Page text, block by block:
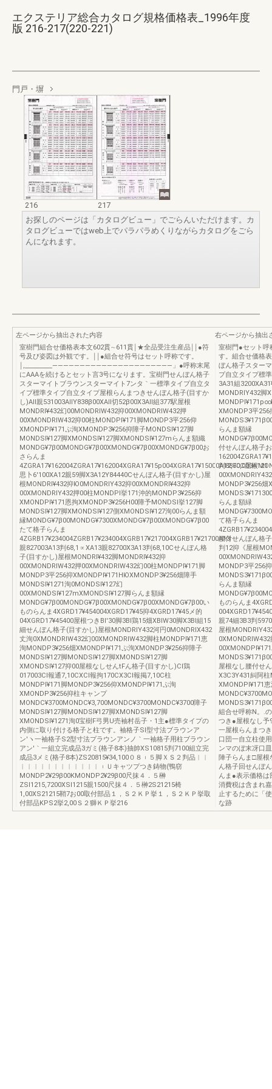
エクステリア総合カタログ規格価格表_1996年度
版 216-217(220-221)
門戸・塀
216
217
お探しのページは「カタログビュー」でごらんいただけます。カ
タログビューではweb上でパラパラめくりながらカタログをごら
んになれます。
左ページから抽出された内容
室樹門組合せ価格表本文602貫∼611貫￨★全品受注生産品￨￨●符
号及び姿図は外観です。￨￨●組合せ符号はセット呼称です。
￨,_________――――――――――――――――――――――」●呼称末尾
にAAAを続けるとセット言3号になります。宝樹門せんぼん格子
スターマイトブラウンスターマイト7ンタ｀一標準タイプ自立タ
イプ標準タイプ自立タイプ屋根らんまつきせんぼん格子(目すか
し)All親531003AllY838β00XAll切52β00X3All組377駅屋根
MONDRl¥432幻00MONDRlW432抑00XMONDRlW432押
00XMONDRlW432抑00柱MONDPl¥171脚MONDP3平256仰
XMONDPl¥171ぷ洵XMONDP3¥256抑障子MONDSl¥127脚
MONDSl¥127脚XMONDSl¥127脚XMONDSl¥127mらんま額織
MONDG¥7β00MONDG¥7β00XMONDG¥7β00XMONDG¥7β00お
さらんま
4ZGRA17¥162004ZGRA17¥162004XGRA17¥15p004XGRA17¥15000A12,60,003A121
思卜6′100XA12親59脚X3A12Y84440Cせんぼん格子(目すかし)屋
根MONDRl¥432抑Ю0MONDRlY432抑00XMONDRl¥432抑
00XMONDRlY432押00柱MONDPl挙171沖的MONDP3¥256抑
XMONDPl¥171恩拘XMONDP3¥256H00障予MONDSl挙127脚
MONDSl¥127脚XMONDSl¥127側XMONDSl¥127洵00らんま額
縁MONDG¥7β00MONDG¥7300XMONDG¥7β00XMONDG¥7β00
たて格子らんま
4ZGRB17¥234004ZGRB17¥234004XGRB17¥217004XGRB17¥21700A13
親827003A13判68,1∝XA13親82700X3A13判68,10Cせんぼん格
子(目すかし)屋根MONDRl¥432脚MONDRl¥432抑
00XMONDRlW432押00XMONDRlW432幻00柱MONDPl¥171脚
MONDP3平256抑XMONDPl¥171HЮXMONDP3¥256畑障手
MONDSl¥1271洵0MONDSl¥127幻
00XMONDSl¥127mXMONDSl¥127脚らんま額縁
MONDG¥7β00MONDG¥7β00XMONDG¥7β00XMONDG¥7β00い
ものらんま4XGRD17¥454004XGRD17¥45抑4XGRD17¥45メ的
04XGRD17¥45400屋根つきBl'30脚3Bl鶏15畑XBlW30脚X3Bl組15
細せんぼん格子(目すかし)屋根MONDRlY432河円0MONDRlX432
丈洵0XMONDRlW432幻00XMONDRlW432脚柱MONDPl¥171恵
洵MONDP3¥256畑XMONDPl¥171ぷ洵XMONDP3¥256抑障子
MONDSl¥127脚MONDSl¥127脚XMONDSl¥127脚
XMONDSl¥127抑00屋根なしせんtFん格子(目すかし)Cl鶏
017003Cl報通7,10CXCl報拘170CX3Cl報掲7,10C柱
MONDPl¥171脚MONDP3¥256仰XMONDPl¥171ぷ洵
XMONDP3¥256抑柱キャンプ
MONDC¥3700MONDC¥3,700MONDC¥3700MONDC¥3700障子
MONDSl¥127脚MONDSl¥127脚XMONDSl¥127脚
XMONDSl¥1271洵0宝樹F弓男U売袖村岳子・1主●標準タイプの
内側に取り付ける格子と柱です。袖格子Sl型寸法ブラウンア
ン′ヽ一袖格子S2型寸法プラウンアンノ｀一袖格子用柱ブラウン
アン′｀一組立完成品3ガミ(格子8本)抽帥XS10815判7100組立完
成品3メミ(格子8本)ZS20815¥34,100０８︲５脚ＸＳ２判品︱︱
︱︱︱︱︱︱︱︱︱︱︱︱︲Ｕキャツプつき鋳物(鴨窃
MONDP2¥29β00KMONDP2¥29β00尺抹４．５榊
ZSl1215,7200XSl1215親1500尺抹４．５榊2S21215椅
1,00XS21215鞘7お00取付部品１，Ｓ２ＫＰ挙１，Ｓ２ＫＰ挙取
付部品KPS2挙2,00Ｓ２獅ＫＰ挙216
右ページから抽出
室樹門●セット呼
す。組合せ価格
ぼん格子スター
プ自立タイプ標
3A31組
MONDRlY432脚
XMONDP3平256
らんま額縁
付せんぼん格子
判8870C屋根
MONDP3¥256畑
らんま額緑
て格子らんま
腰付せんぼん格
判12抑《屋根
MONDP3平256
らんま額縁
ものらんま
親74細3B3判
屋根
屋根なし腰付せ
X3C3Y431糾阿
XMONDPl¥171
組合せ呼称N。.
つき●屋根なし予
一屋根らんまつ
口団一自立柱使
ンマのぼ末冴口
陣子らんま□屋
ん格子回せんぼ
んま●表示価格は
消費税は含まれ
止するために「
な跡